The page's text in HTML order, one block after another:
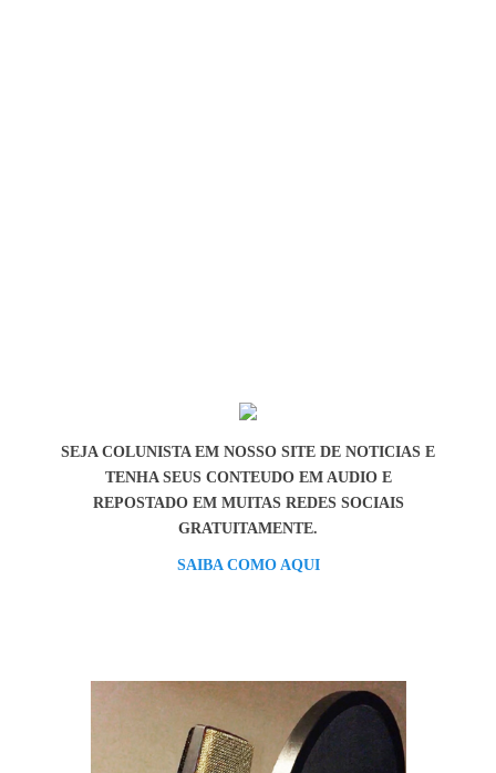
SEJA COLUNISTA EM NOSSO SITE DE NOTICIAS E
TENHA SEUS CONTEUDO EM AUDIO E
REPOSTADO EM MUITAS REDES SOCIAIS
GRATUITAMENTE.
SAIBA COMO AQUI